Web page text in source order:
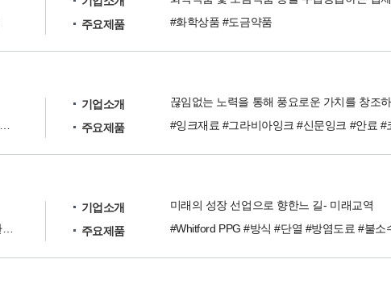
주요제품
#화학상품 #도금약품
기업소개
주요제품
방식/단열/방염도료,불소수지,친환경용제,염소/불소계용제
기업소개
미래의 성장 선업으로 향한느 길- 미래교역
주요제품